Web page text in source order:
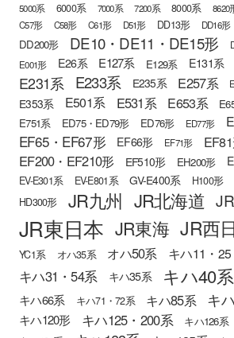
5000系 6000系 7000系 7200系 8000系 8620
C57形
C58形 C61形 D51形 DD13形 DD16形
DD200形 DE10・DE11・DE15形
E001形 E26系 E127系 E129系 E131系
E231系 E233系 E235系 E257系
E353系 E501系 E531系 E653系
E751系 ED75・ED79形 ED76形 ED77形
EF65・EF67形 EF66形 EF71形
EF200・EF210形
EF510形 EH200形
EV-E301系 EV-E801系 GV-E400系 H100形
HD300形 JR九州 JR北海道
JR東日本 JR東海 JR西
YC1系 オハ35系 オハ50系 キハ11・
キハ31・54系 キハ35系 キハ40系
キハ66系 キハ71・72系 キハ85系 キ
キハ120形 キハ125・200系 キハ126系